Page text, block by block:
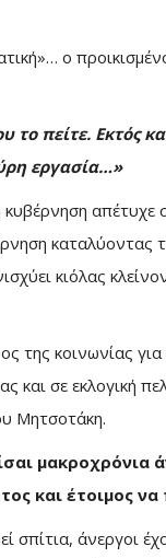
ο
το πείτε. Εκτός
εργασία…»
απέτυχε
καταλύοντας
κιόλας
κοινωνίας για
σε εκλογική
Μητσοτάκη.
μακροχρόνια
και έτοιμος να
άνεργοι